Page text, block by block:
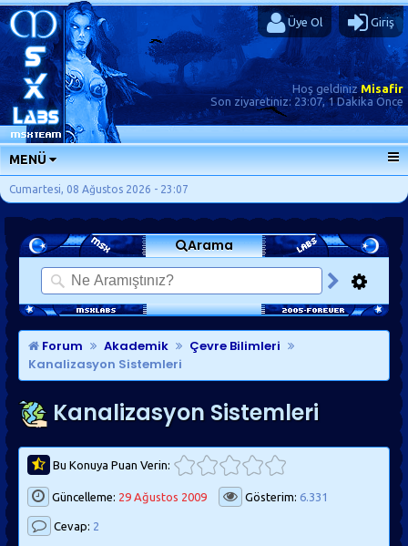
Üye Ol Giriş
Hoş geldinizMisafir
Son ziyaretiniz: 23:07, 1 Dakika Önce
MENÜ
ANA SAYFA
FORUMLAR
SORU-CEVAP
GÜNLÜKLER
SON MESAJLAR
KISAYOLLAR
Cumartesi, 08 Ağustos 2026 - 23:07
Arama
Forum Akademik
Çevre Bilimleri
Kanalizasyon Sistemleri
Kanalizasyon Sistemleri
Bu Konuya Puan Verin:
Güncelleme: 29 Ağustos 2009 Gösterim: 6.331
Cevap: 2